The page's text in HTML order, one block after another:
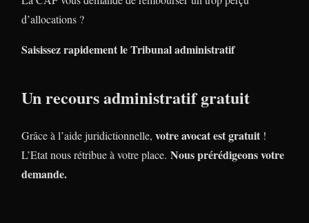
d’allocations ?
Saisissez rapidement le Tribunal administratif
Un recours administratif gratuit
Grâce à l’aide juridictionnelle, votre avocat est gratuit !
L’Etat nous rétribue à votre place. Nous prérédigeons votre
demande.